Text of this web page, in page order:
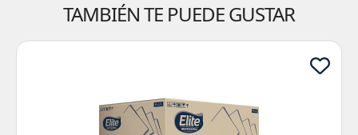
TAMBIÉN TE PUEDE GUSTAR